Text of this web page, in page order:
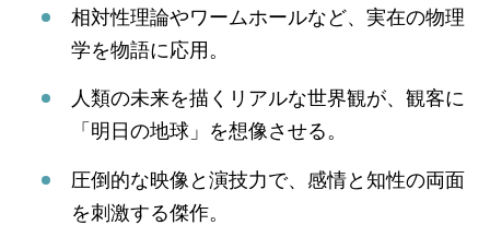
相対性理論やワームホールなど、実在の物理
学を物語に応用。
人類の未来を描くリアルな世界観が、観客に
「明日の地球」を想像させる。
圧倒的な映像と演技力で、感情と知性の両面
を刺激する傑作。